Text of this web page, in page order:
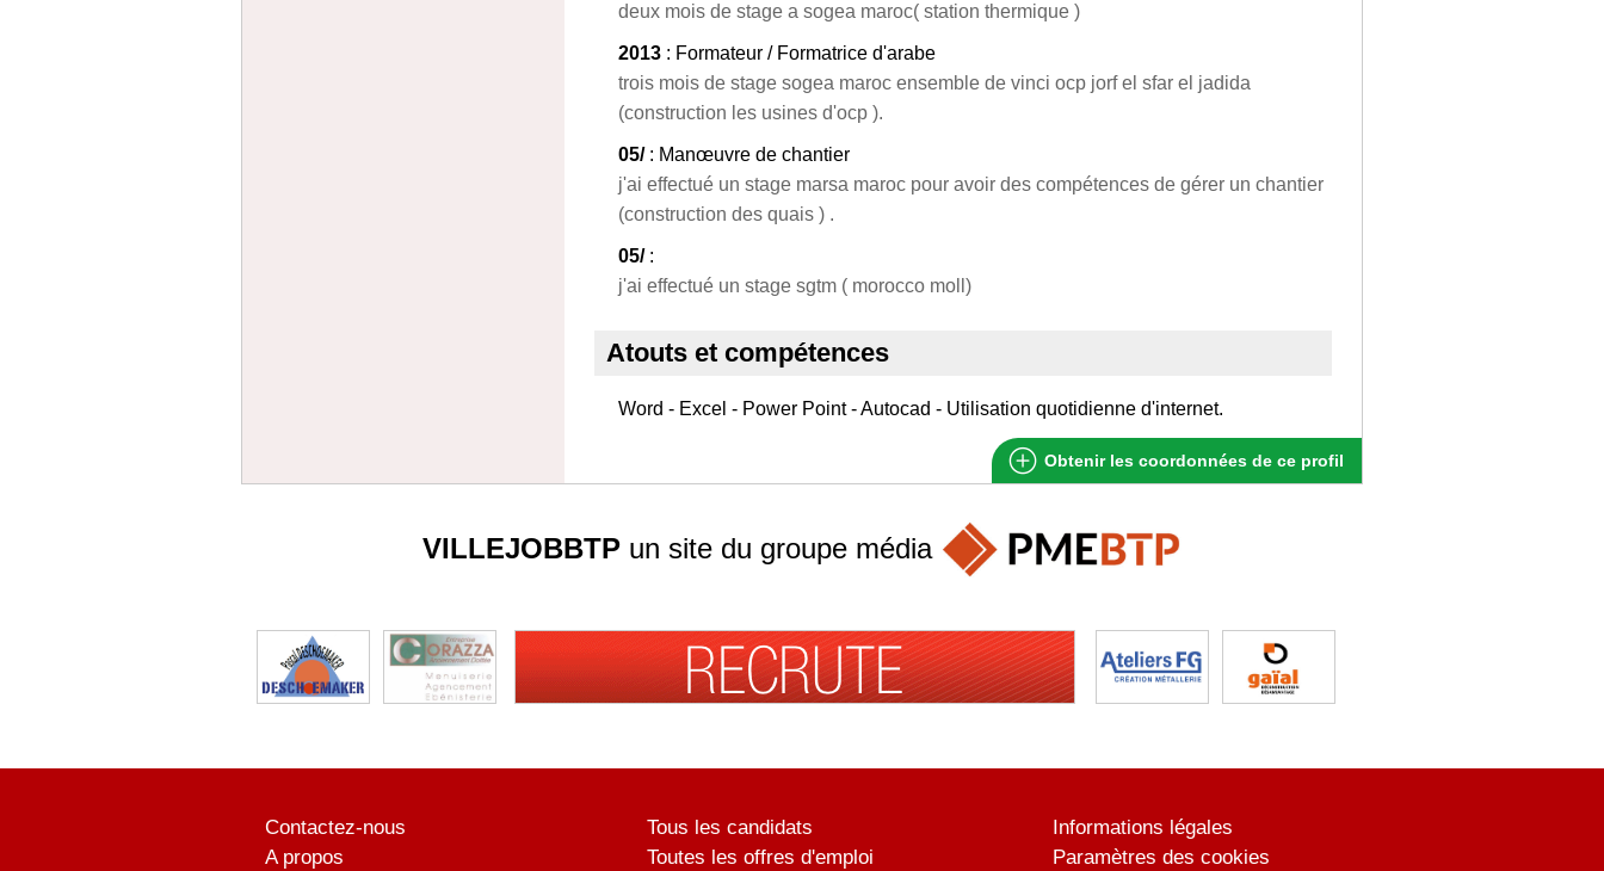
deux mois de stage a sogea maroc( station thermique )
2013 : Formateur / Formatrice d'arabe
trois mois de stage sogea maroc ensemble de vinci ocp jorf el sfar el jadida
(construction les usines d'ocp ).
05/: Manœuvre de chantier
j'ai effectué un stage marsa maroc pour avoir des compétences de gérer un chantier
(construction des quais ) .
05/:
j'ai effectué un stage sgtm ( morocco moll)
Atouts et compétences
Word - Excel - Power Point - Autocad - Utilisation quotidienne d'internet.
Obtenir les coordonnées de ce profil
VILLEJOBBTPun site du groupe média
Contactez-nous
A propos
Tous les candidats
Toutes les offres d'emploi
Informations légales
Paramètres des cookies